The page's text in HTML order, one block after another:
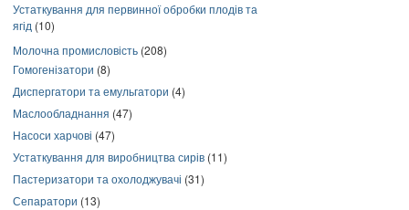
Устаткування для первинної обробки плодів та
ягід (10)
Молочна промисловість (208)
Гомогенізатори (8)
Диспергатори та емульгатори (4)
Маслообладнання (47)
Насоси харчові (47)
Устаткування для виробництва сирів (11)
Пастеризатори та охолоджувачі (31)
Сепаратори (13)